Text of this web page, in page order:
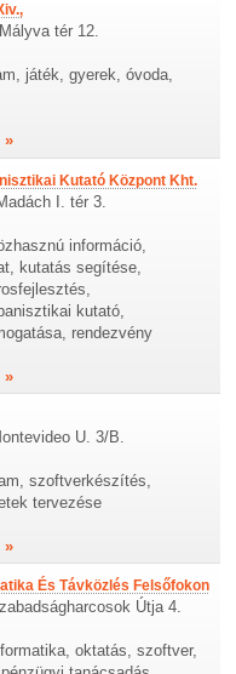
tér 12.
játék, gyerek, óvoda,
»
Kutató Központ Kht.
I. tér 3.
információ,
kutatás segítése,
kutató,
rendezvény
»
U. 3/B.
szoftverkészítés,
tervezése
»
És Távközlés Felsőfokon
Útja 4.
oktatás, szoftver,